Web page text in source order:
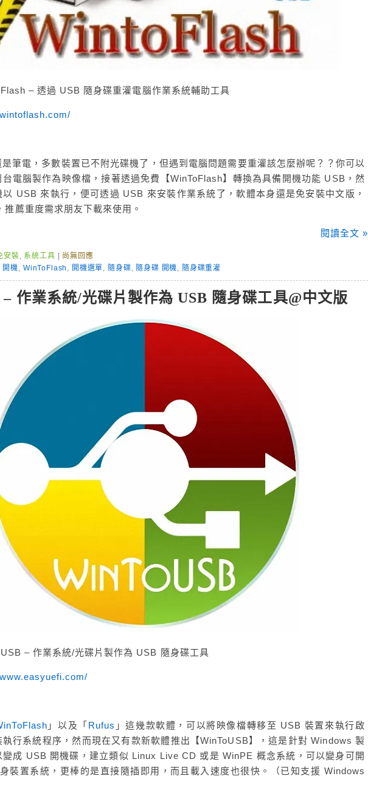
– 透過 USB 隨身碟重灌電腦作業系統輔助工具
筆電，多數裝置已不附光碟機了，但遇到電腦問題需要重灌該怎麼辦呢？？你可以
電腦製作為映像檔，接著透過免費【WinToFlash】轉換為具備開機功能 USB，然
USB 來執行，便可透過 USB 來安裝作業系統了，軟體本身還是免安裝中文版，
推薦重度需求朋友下載來使用。
閱讀全文 »
安裝, 系統工具
尚無回應
開機, WinToFlash , 開機選單, 隨身碟, 隨身碟 開機, 隨身碟重灌
作業系統/光碟片製作為 USB 隨身碟工具@中文版
– 作業系統/光碟片製作為 USB 隨身碟工具
」以及「 Rufus 」這幾款軟體，可以將映像檔轉移至 USB 裝置來執行啟
行系統程序，然而現在又有款新軟體推出【WinToUSB】，這是針對 Windows 製
變成 USB 開機碟，建立類似 Linux Live CD 或是 WinPE 概念系統，可以變身可開
裝置系統，更棒的是直接隨插即用，而且載入速度也很快。（已知支援 Windows